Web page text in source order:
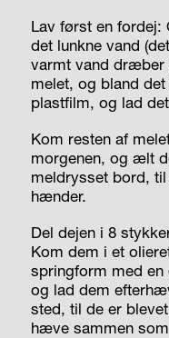
Lav først en
det lunkne vand
varmt vand
melet, og bland
plastfilm, og lad
Kom resten af
morgenen, og ælt
meldrysset bord,
hænder.
Del dejen i 8
Kom dem i et
springform med
og lad dem
sted, til de er
hæve sammen